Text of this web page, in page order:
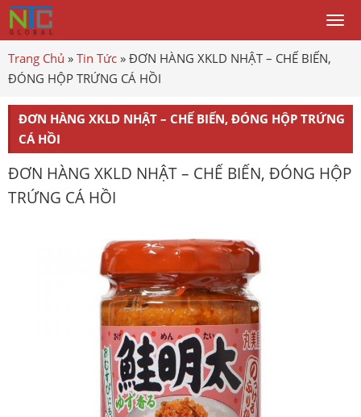
Trang Chủ » Tin Tức » ĐƠN HÀNG XKLD NHẬT – CHẾ BIẾN,
ĐÓNG HỘP TRỨNG CÁ HỒI
ĐƠN HÀNG XKLD NHẬT – CHẾ BIẾN, ĐÓNG HỘP TRỨNG
CÁ HỒI
ĐƠN HÀNG XKLD NHẬT – CHẾ BIẾN, ĐÓNG HỘP
TRỨNG CÁ HỒI